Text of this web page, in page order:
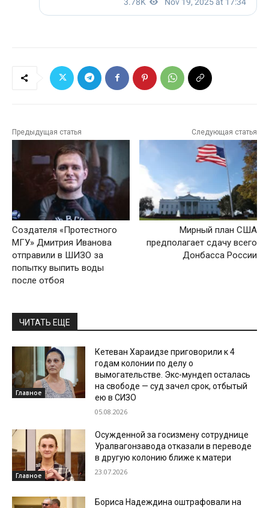
Предыдущая статья
Создателя «Протестного
МГУ» Дмитрия Иванова
отправили в ШИЗО за
попытку выпить воды
после отбоя
Следующая статья
Мирный план США
предполагает сдачу всего
Донбасса России
ЧИТАТЬ ЕЩЕ
Главное
Кетеван Хараидзе приговорили к 4
годам колонии по делу о
вымогательстве. Экс-мундеп осталась
на свободе — суд зачел срок, отбытый
ею в СИЗО
05.08.2026
Главное
Осужденной за госизмену сотруднице
Уралвагонзавода отказали в переводе
в другую колонию ближе к матери
23.07.2026
Бориса Надеждина оштрафовали на